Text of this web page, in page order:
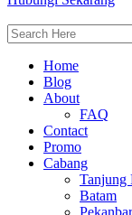
Home
Blog
About
FAQ
Contact
Promo
Cabang
Tanjung
Batam